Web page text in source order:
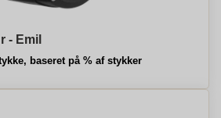
- Emil
baseret på % af stykker